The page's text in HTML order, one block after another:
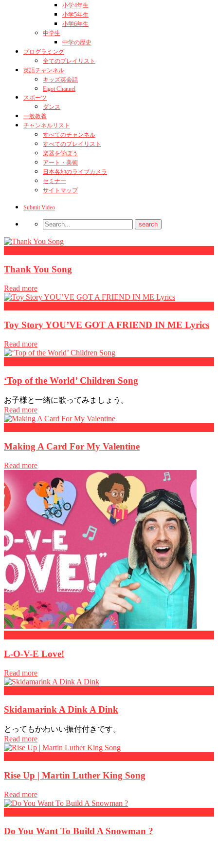
小学4年生
小学5年生
小学6年生
中学生
中学の歴史
プログラミング
全てのプレイリスト
英語チャンネル
キッズ英会話
Eigot Channel
スポーツ
ダンス
一般教養
チャンネルリスト
すべてのチャンネル
すべてのプレイリスト
楽器を学ぼう
アート・美術
日本各地のライブカメラ
セミナー
サイトマップ
Submit Video
Thank You Song
Read more
Toy Story YOU’VE GOT A FRIEND IN ME Lyrics
Read more
‘Top of the World’ Children Song
お子様と一緒に歌ってみましょう。
Read more
Making A Card For My Valentine
Read more
L-O-V-E Love!
Read more
Skidamarink A Dink A Dink
とってもかわいい振付付きです。
Read more
Rise Up | Martin Luther King Song
Read more
Do You Want To Build A Snowman ?